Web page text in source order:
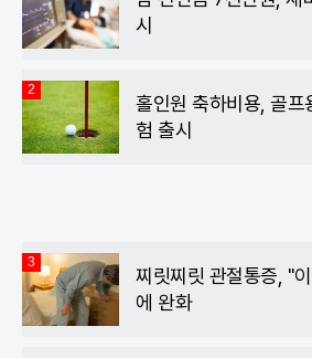
시
2
홀인원 축하비용, 골프
험 출시
3
찌릿찌릿 관절통증, "
에 완화